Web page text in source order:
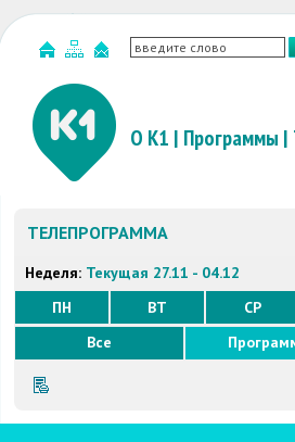
О К1 | Программы |
ТЕЛЕПРОГРАММА
Неделя: Текущая 27.11 - 04.12
ПН
ВТ СР
Все